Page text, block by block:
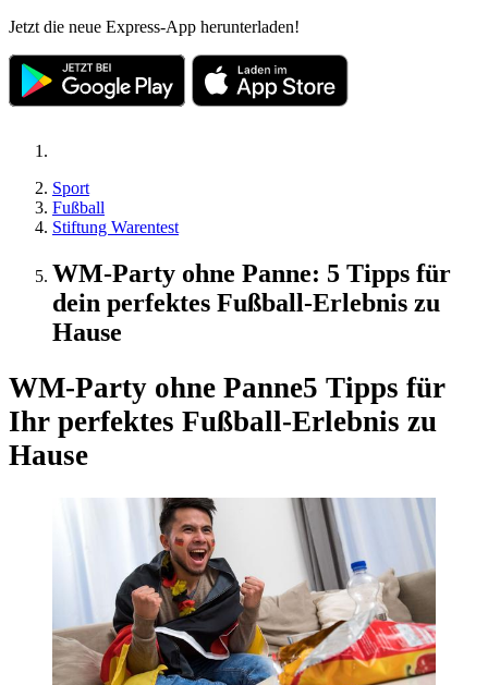
Jetzt die neue Express-App herunterladen!
Sport
Fußball
Stiftung Warentest
WM-Party ohne Panne: 5 Tipps für
dein perfektes Fußball-Erlebnis zu
Hause
WM-Party ohne Panne5 Tipps für
Ihr perfektes Fußball-Erlebnis zu
Hause